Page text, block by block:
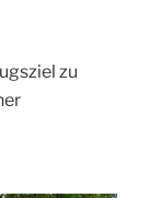
zu